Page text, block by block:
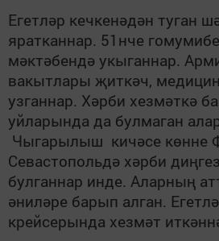
Егетләр кечкенәдән туган
яратканнар. 51нче
мәктәбендә укыганнар.
вакытлары җиткәч,
узганнар. Хәрби хезмәткә
уйларында да булмаган
Чыгарылыш кичәсе көнне
Севастопольдә хәрби
булганнар инде. Аларның
әниләре барып алган.
крейсерында хезмәт